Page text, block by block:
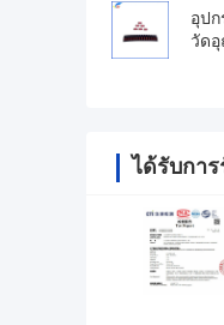
ละเ
อุป
วัดอุ
ได้รับการ